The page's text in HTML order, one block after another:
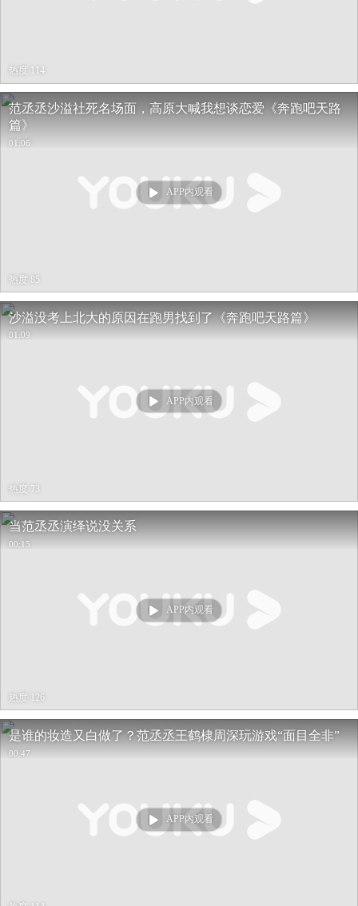
热度 114
范丞丞沙溢社死名场面，高原大喊我想谈恋爱《奔跑吧天路
篇》
01:06
APP内观看
热度 85
沙溢没考上北大的原因在跑男找到了《奔跑吧天路篇》
01:09
APP内观看
热度 73
当范丞丞演绎说没关系
00:15
APP内观看
热度 126
是谁的妆造又白做了？范丞丞王鹤棣周深玩游戏“面目全非”
00:47
APP内观看